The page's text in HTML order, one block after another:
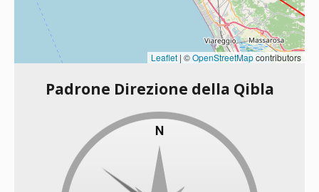
Leaflet | ©OpenStreetMapcontributors
Padrone Direzione della Qibla